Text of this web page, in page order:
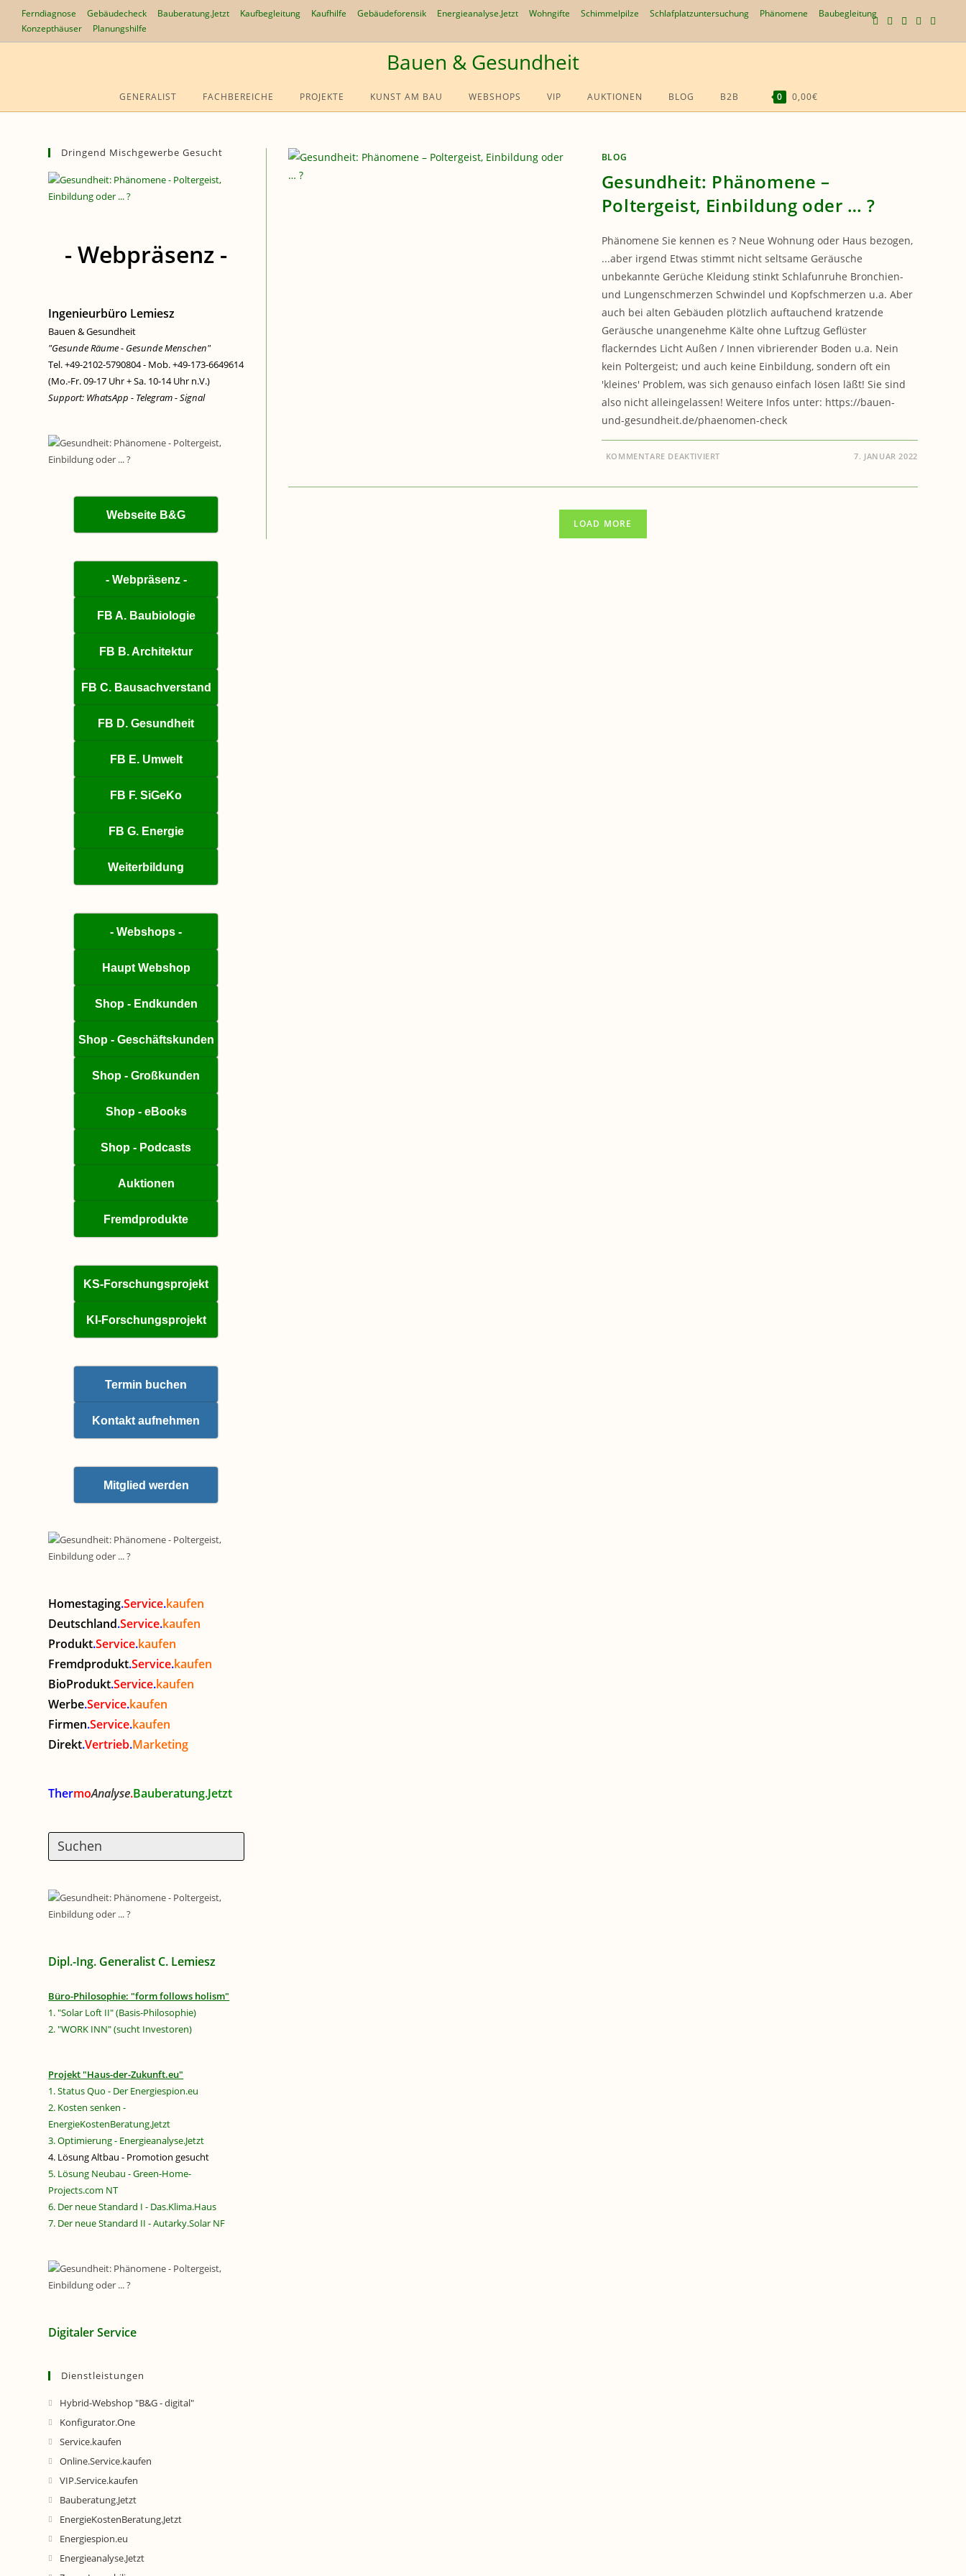
Inhalt
springen
Ferndiagnose Gebäudecheck Bauberatung.Jetzt Kaufbegleitung Kaufhilfe Gebäudeforensik Energieanalyse.Jetzt Wohngifte Schimmelpilze Schlafplatzuntersuchung Phänomene
Baubegleitung
Konzepthäuser
Planungshilfe
Bauen & Gesundheit
GENERALIST FACHBEREICHE PROJEKTE KUNST AM BAU WEBSHOPS VIP AUKTIONEN BLOG B2B 0 0,00€
WEBSITE-
Dringend Mischgewerbe Gesucht
- Webpräsenz -
Ingenieurbüro Lemiesz
Bauen & Gesundheit
"Gesunde Räume - Gesunde Menschen"
Tel. +49-2102-5790804 - Mob. +49-173-6649614
(Mo.-Fr. 09-17 Uhr + Sa. 10-14 Uhr n.V.)
Support: WhatsApp - Telegram - Signal
Webseite B&G
- Webpräsenz -
FB A. Baubiologie
FB B. Architektur
FB C. Bausachverstand
FB D. Gesundheit
FB E. Umwelt
FB F. SiGeKo
FB G. Energie
Weiterbildung
- Webshops -
Haupt Webshop
Shop - Endkunden
Shop - Geschäftskunden
Shop - Großkunden
Shop - eBooks
Shop - Podcasts
Auktionen
Fremdprodukte
KS-Forschungsprojekt
KI-Forschungsprojekt
Termin buchen
Kontakt aufnehmen
Mitglied werden
Homestaging.Service.kaufen
Deutschland.Service.kaufen
Produkt.Service.kaufen
Fremdprodukt.Service.kaufen
BioProdukt.Service.kaufen
Werbe.Service.kaufen
Firmen.Service.kaufen
Direkt.Vertrieb.Marketing
ThermoAnalyse.Bauberatung.Jetzt
Dipl.-Ing. Generalist C. Lemiesz
Büro-Philosophie: "form follows holism"
1. "Solar Loft II" (Basis-Philosophie)
2. "WORK INN" (sucht Investoren)
Projekt "Haus-der-Zukunft.eu"
1. Status Quo - Der Energiespion.eu
2. Kosten senken -
EnergieKostenBeratung.Jetzt
3. Optimierung - Energieanalyse.Jetzt
4. Lösung Altbau - Promotion gesucht
5. Lösung Neubau - Green-Home-
Projects.com NT
6. Der neue Standard I - Das.Klima.Haus
7. Der neue Standard II - Autarky.Solar NF
Digitaler Service
Dienstleistungen
Hybrid-Webshop "B&G - digital"
Konfigurator.One
Service.kaufen
Online.Service.kaufen
VIP.Service.kaufen
Bauberatung.Jetzt
EnergieKostenBeratung.Jetzt
Energiespion.eu
Energieanalyse.Jetzt
BLOG
Gesundheit: Phänomene –
Poltergeist, Einbildung oder … ?
Phänomene Sie kennen es ? Neue Wohnung oder Haus bezogen,
...aber irgend Etwas stimmt nicht seltsame Geräusche
unbekannte Gerüche Kleidung stinkt Schlafunruhe Bronchien-
und Lungenschmerzen Schwindel und Kopfschmerzen u.a. Aber
auch bei alten Gebäuden plötzlich auftauchend kratzende
Geräusche unangenehme Kälte ohne Luftzug Geflüster
flackerndes Licht Außen / Innen vibrierender Boden u.a. Nein
kein Poltergeist; und auch keine Einbildung, sondern oft ein
'kleines' Problem, was sich genauso einfach lösen läßt! Sie sind
also nicht alleingelassen! Weitere Infos unter: https://bauen-
und-gesundheit.de/phaenomen-check
KOMMENTARE DEAKTIVIERT
–
7. JANUAR 2022
LOAD MORE